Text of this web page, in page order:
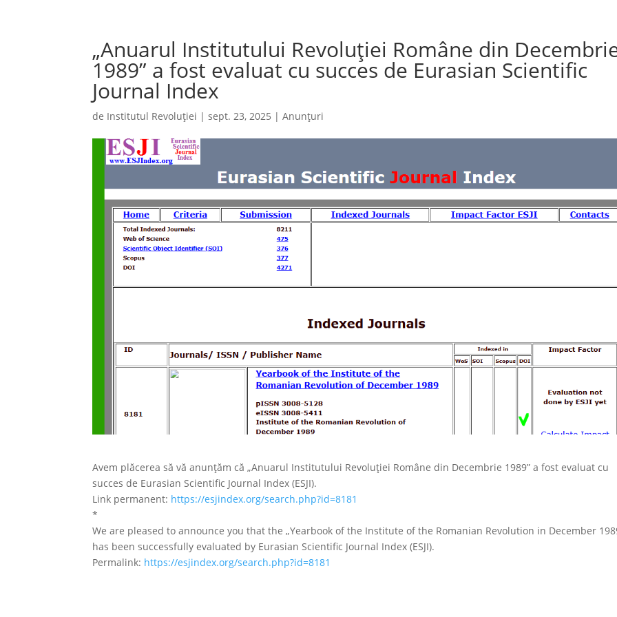
„Anuarul Institutului Revoluției Române din
1989” a fost evaluat cu succes de Eurasian Scientific
Journal Index
de Institutul Revoluției |sept. 23, 2025 |Anunțuri
Avem plăcerea să vă anunțăm că „Anuarul Institutului Revoluției Române din Decembrie 1989” a fost evaluat cu
succes de Eurasian Scientific Journal Index (ESJI).
Link permanent: https://esjindex.org/search.php?id=8181
*
We are pleased to announce you that the „Yearbook of the Institute of the Romanian Revolution in December
has been successfully evaluated by Eurasian Scientific Journal Index (ESJI).
Permalink: https://esjindex.org/search.php?id=8181